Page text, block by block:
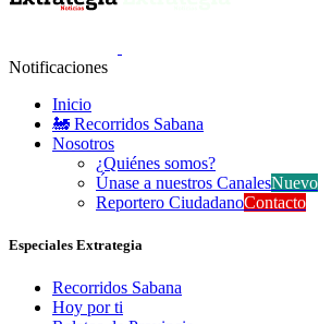
Notificaciones
Inicio
🚂 Recorridos Sabana
Nosotros
¿Quiénes somos?
Únase a nuestros CanalesNuevo
Reportero CiudadanoContacto
Especiales Extrategia
Recorridos Sabana
Hoy por ti